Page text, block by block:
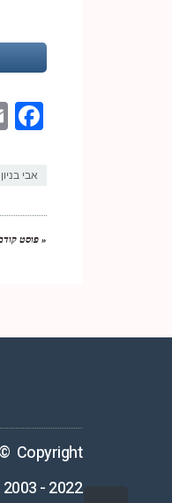
אבי בניון
« פוסט
Copyright © כל הזכויות שמורות ל-
2022 - 2003